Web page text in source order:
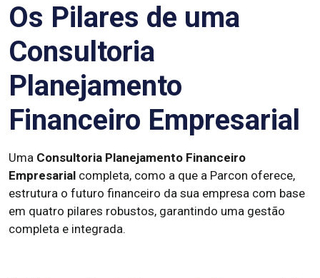
Os Pilares de uma
Consultoria
Planejamento
Financeiro Empresarial
Uma Consultoria Planejamento Financeiro
Empresarial completa, como a que a Parcon oferece,
estrutura o futuro financeiro da sua empresa com base
em quatro pilares robustos, garantindo uma gestão
completa e integrada.